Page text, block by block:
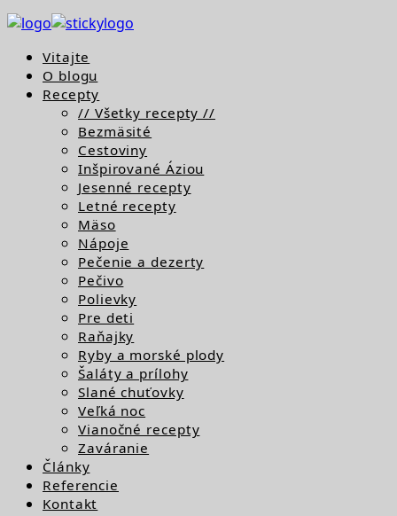
Vitajte
O blogu
Recepty
// Všetky recepty //
Bezmäsité
Cestoviny
Inšpirované Áziou
Jesenné recepty
Letné recepty
Mäso
Nápoje
Pečenie a dezerty
Pečivo
Polievky
Pre deti
Raňajky
Ryby a morské plody
Šaláty a prílohy
Slané chuťovky
Veľká noc
Vianočné recepty
Zaváranie
Články
Referencie
Kontakt